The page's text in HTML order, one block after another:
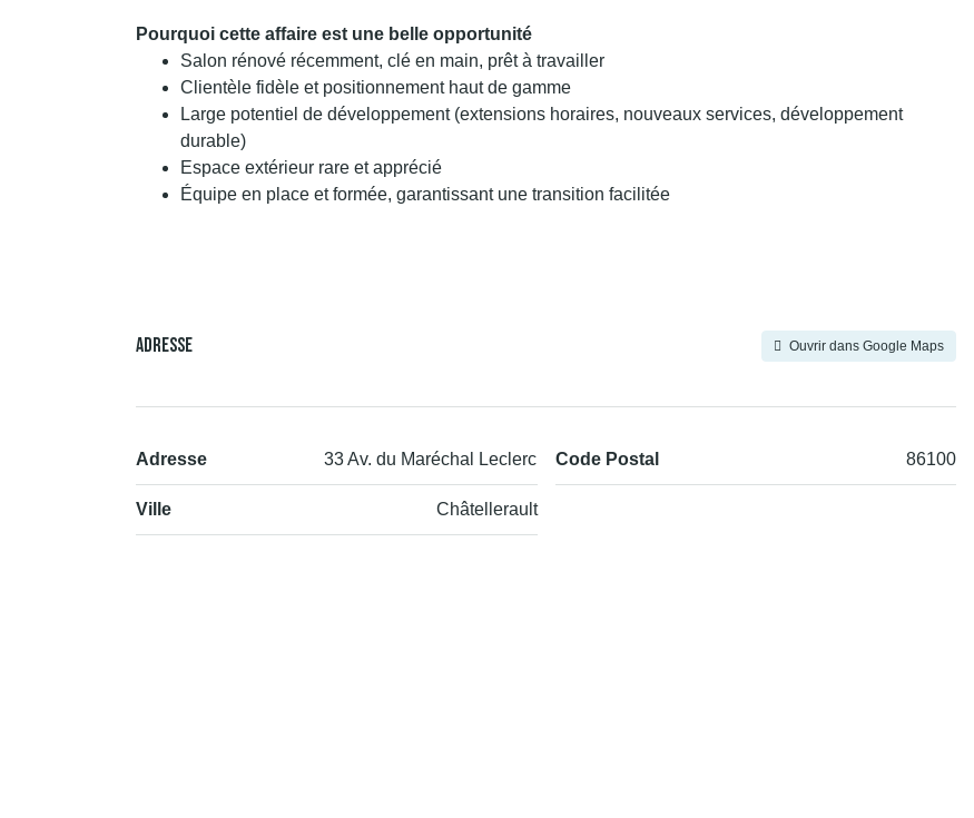
Pourquoi cette affaire est une belle opportunité
Salon rénové récemment, clé en main, prêt à travailler
Clientèle fidèle et positionnement haut de gamme
Large potentiel de développement (extensions horaires, nouveaux services, développement
durable)
Espace extérieur rare et apprécié
Équipe en place et formée, garantissant une transition facilitée
Adresse Ouvrir dans Google Maps
Adresse 33 Av. du Maréchal Leclerc
Ville Châtellerault
Code Postal 86100